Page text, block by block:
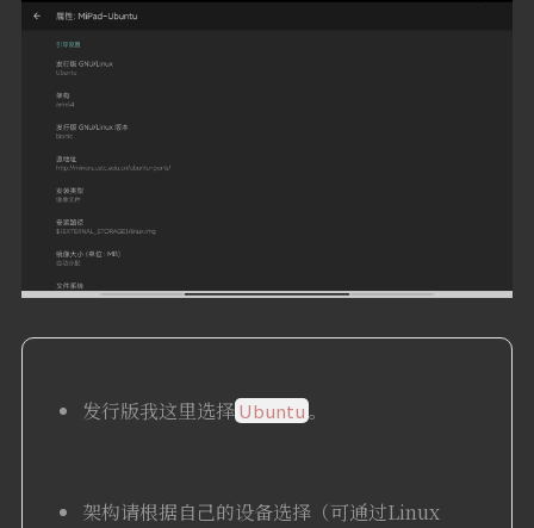
发行版我这里选择Ubuntu。
架构请根据自己的设备选择（可通过Linux